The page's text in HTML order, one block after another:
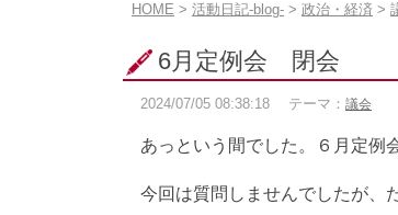
こ
ペ
ー
の
置:
HOME > 活動日記-blog- > 政治・経済 >
6月定例会 閉会
2024/07/05 08:38:18 テーマ： 議会
あっという間でした。６月定例
今回は質問しませんでしたが、